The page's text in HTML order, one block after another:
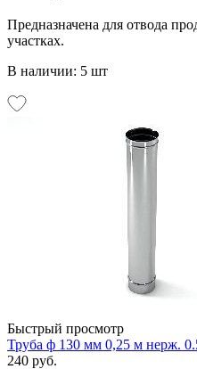
Предназначена для отвода
участках.
В наличии: 5 шт
Быстрый просмотр
Труба ф 130 мм 0,25 м нерж.
240 руб.